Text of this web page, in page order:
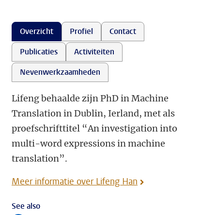
Overzicht Profiel
Contact
Publicaties
Activiteiten
Nevenwerkzaamheden
Lifeng behaalde zijn PhD in Machine
Translation in Dublin, Ierland, met als
proefschrifttitel “An investigation into
multi-word expressions in machine
translation”.
Meer informatie over Lifeng Han
See also